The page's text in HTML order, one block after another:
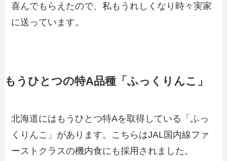
喜んでもらえたので、私もうれしくなり時々実家
に送っています。
もうひとつの特A品種「ふっくりんこ」
北海道にはもうひとつ特Aを取得している「ふっ
くりんこ」があります。こちらはJAL国内線ファ
ーストクラスの機内食にも採用されました。